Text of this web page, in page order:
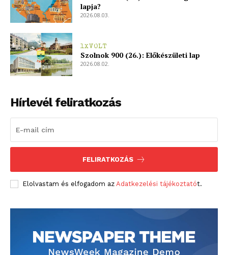
lapja?
2026.08.03.
1XVOLT
Szolnok 900 (26.): Előkészületi lap
2026.08.02.
Hírlevél feliratkozás
FELIRATKOZÁS
Elolvastam és elfogadom az Adatkezelési tájékoztatót.